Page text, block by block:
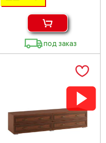
под заказ